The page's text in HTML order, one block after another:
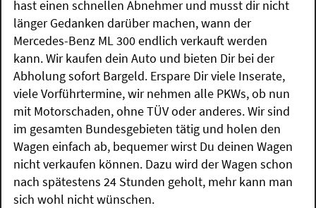
hast einen schnellen Abnehmer und musst dir nicht
länger Gedanken darüber machen, wann der
Mercedes-Benz ML 300 endlich verkauft werden
kann. Wir kaufen dein Auto und bieten Dir bei der
Abholung sofort Bargeld. Erspare Dir viele Inserate,
viele Vorführtermine, wir nehmen alle PKWs, ob nun
mit Motorschaden, ohne TÜV oder anderes. Wir sind
im gesamten Bundesgebieten tätig und holen den
Wagen einfach ab, bequemer wirst Du deinen Wagen
nicht verkaufen können. Dazu wird der Wagen schon
nach spätestens 24 Stunden geholt, mehr kann man
sich wohl nicht wünschen.